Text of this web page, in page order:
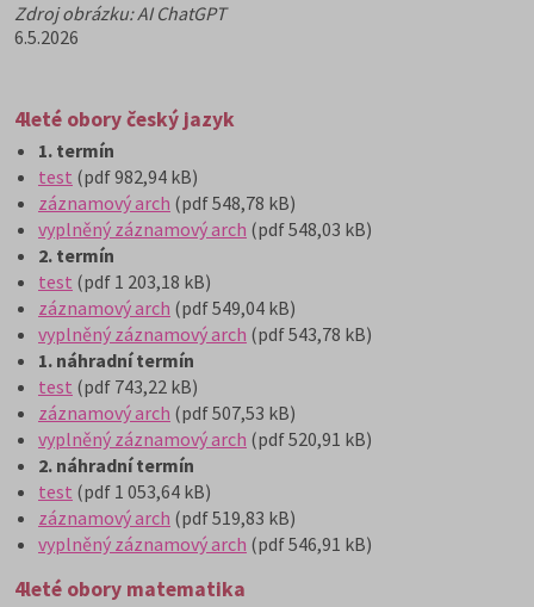
Zdroj obrázku: AI ChatGPT
6.5.2026
4leté obory český jazyk
1. termín
test (pdf 982,94 kB)
záznamový arch (pdf 548,78 kB)
vyplněný záznamový arch (pdf 548,03 kB)
2. termín
test (pdf 1 203,18 kB)
záznamový arch (pdf 549,04 kB)
vyplněný záznamový arch (pdf 543,78 kB)
1. náhradní termín
test (pdf 743,22 kB)
záznamový arch (pdf 507,53 kB)
vyplněný záznamový arch (pdf 520,91 kB)
2. náhradní termín
test (pdf 1 053,64 kB)
záznamový arch (pdf 519,83 kB)
vyplněný záznamový arch (pdf 546,91 kB)
4leté obory matematika